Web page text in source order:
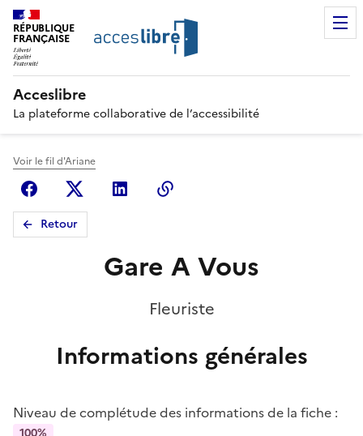
RÉPUBLIQUE
FRANÇAISE
Acceslibre
La plateforme collaborative de l’accessibilité
Voir le fil d'Ariane
FacebookX (anciennement Twitter)
Linkedin
Retour
Gare A Vous
Fleuriste
Informations générales
Niveau de complétude des informations de la fiche :